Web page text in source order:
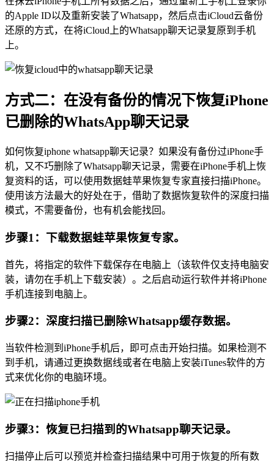
的Apple ID以及重新安装了Whatsapp，然后点击iCloud云备份
还原的方式，在将iCloud上的Whatsapp聊天记录复原到手机
上。
方式二：在没有备份的情况下恢复iPhone
已删除的WhatsApp聊天记录
如何恢复iphone whatsapp聊天记录？如果没有备份过iPhone手
机，又不巧删除了Whatsapp聊天记录，需要在iPhone手机上恢
复资料的话，可以使用数据蛙苹果恢复专家直接扫描iPhone。
使用该方法最大的好处在于，借助了数据恢复软件的深度扫描
模式，不需要备份，也有机会能找回。
步骤1：下载数据蛙苹果恢复专家。
首先，将指定的软件下载保存在电脑上（该软件仅支持电脑安
装，请勿在手机上下载安装）。之后启动运行软件并将iPhone
手机连接到电脑上。
步骤2：深度扫描已删除Whatsapp缓存数据。
当软件检测到iPhone手机后，即可点击开始扫描。如果检测不
到手机，请通过更换数据线或者在电脑上安装iTunes软件的方
式来优化你的电脑环境。
步骤3：恢复已扫描到的Whatsapp聊天记录。
扫描停止后可以预览并检查扫描结果中可用于恢复的所有数